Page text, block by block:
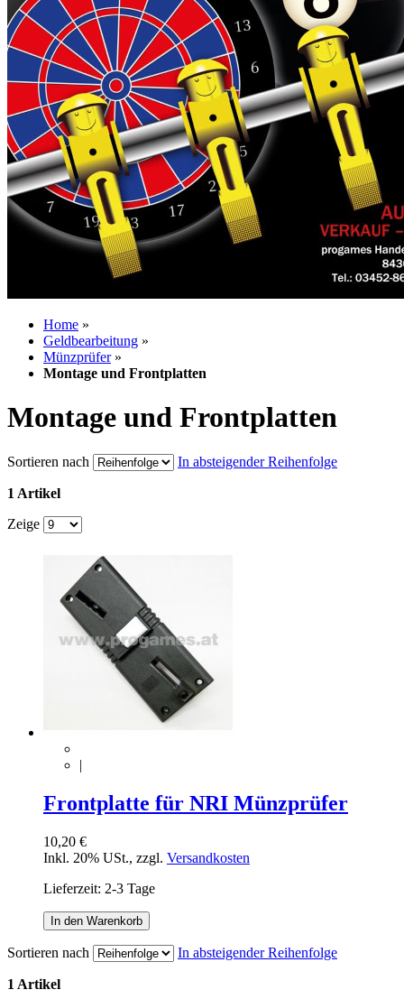
Home »
Geldbearbeitung »
Münzprüfer »
Montage und Frontplatten
Montage und Frontplatten
Sortieren nach In absteigender Reihenfolge
1 Artikel
Zeige
|
Frontplatte für NRI Münzprüfer
10,20 €
Inkl. 20% USt., zzgl. Versandkosten
Lieferzeit: 2-3 Tage
In den Warenkorb
Sortieren nach In absteigender Reihenfolge
1 Artikel